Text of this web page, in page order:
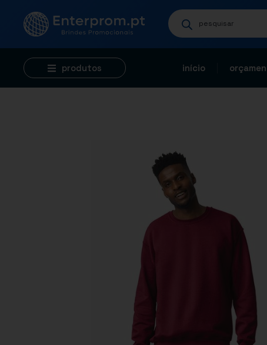
produtos início